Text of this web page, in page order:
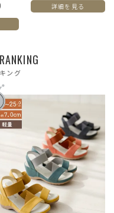
詳細を見る
ング